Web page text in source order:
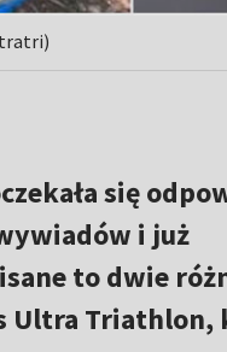
się
i już
to dwie
Ultra